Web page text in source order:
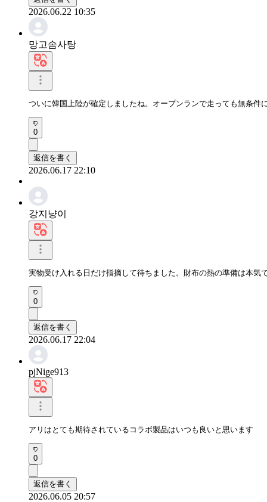
2026.06.22 10:35
망고솜사탕
ついに韓国上陸が確定しましたね。オープンランで走っても無条件
0
返信を書く
2026.06.17 22:10
강지냥이
実物受け入れる日だけ指摘して待ちました。財布の熱の準備は本気
0
返信を書く
2026.06.17 22:04
pjNige913
アリはとても期待されているコラボ製品はいつも良いと思います
0
返信を書く
2026.06.05 20:57